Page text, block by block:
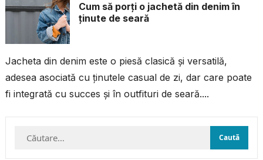
Cum să porți o jachetă din denim în
ținute de seară
Jacheta din denim este o piesă clasică și versatilă,
adesea asociată cu ținutele casual de zi, dar care poate
fi integrată cu succes și în outfituri de seară....
Caută